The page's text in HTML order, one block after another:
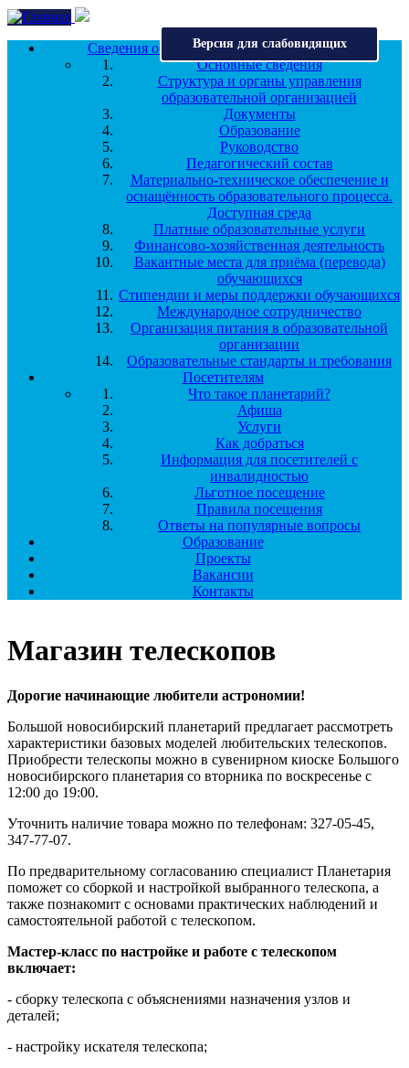
Перейти к основному содержанию
Версия для слабовидящих
Сведения об образовательной организации
Основные сведения
Структура и органы управления
образовательной организацией
Документы
Образование
Руководство
Педагогический состав
Материально-техническое обеспечение и
оснащённость образовательного процесса.
Доступная среда
Платные образовательные услуги
Финансово-хозяйственная деятельность
Вакантные места для приёма (перевода)
обучающихся
Стипендии и меры поддержки обучающихся
Международное сотрудничество
Организация питания в образовательной
организации
Образовательные стандарты и требования
Посетителям
Что такое планетарий?
Афиша
Услуги
Как добраться
Информация для посетителей с
инвалидностью
Льготное посещение
Правила посещения
Ответы на популярные вопросы
Образование
Проекты
Вакансии
Контакты
Магазин телескопов
Дорогие начинающие любители астрономии!
Большой новосибирский планетарий предлагает рассмотреть
характеристики базовых моделей любительских телескопов.
Приобрести телескопы можно в сувенирном киоске Большого
новосибирского планетария со вторника по воскресенье с
12:00 до 19:00.
Уточнить наличие товара можно по телефонам: 327-05-45,
347-77-07.
По предварительному согласованию специалист Планетария
поможет со сборкой и настройкой выбранного телескопа, а
также познакомит с основами практических наблюдений и
самостоятельной работой с телескопом.
Мастер-класс по настройке и работе с телескопом
включает:
- сборку телескопа с объяснениями назначения узлов и
деталей;
- настройку искателя телескопа;